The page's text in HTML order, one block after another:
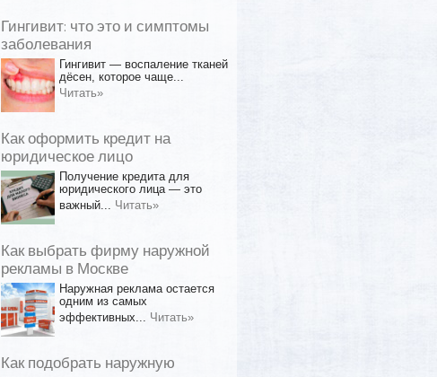
Гингивит: что это и симптомы
заболевания
Гингивит — воспаление тканей
дёсен, которое чаще...
Читать»
Как оформить кредит на
юридическое лицо
Получение кредита для
юридического лица — это
важный... Читать»
Как выбрать фирму наружной
рекламы в Москве
Наружная реклама остается
одним из самых
эффективных... Читать»
Как подобрать наружную